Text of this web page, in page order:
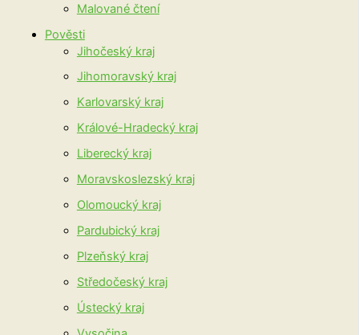
Malované čtení
Pověsti
Jihočeský kraj
Jihomoravský kraj
Karlovarský kraj
Králové-Hradecký kraj
Liberecký kraj
Moravskoslezský kraj
Olomoucký kraj
Pardubický kraj
Plzeňský kraj
Středočeský kraj
Ústecký kraj